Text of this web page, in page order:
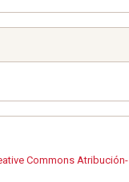
Commons Atribución-